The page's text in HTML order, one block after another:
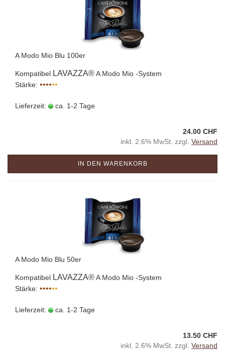
A Modo Mio Blu 100er
Kompatibel LAVAZZA®A Modo Mio -System
Stärke: ••••••
Lieferzeit: ca. 1-2 Tage
24.00 CHF
inkl. 2.6% MwSt. zzgl. Versand
IN DEN WARENKORB
A Modo Mio Blu 50er
Kompatibel LAVAZZA®A Modo Mio -System
Stärke: ••••••
Lieferzeit: ca. 1-2 Tage
13.50 CHF
inkl. 2.6% MwSt. zzgl. Versand